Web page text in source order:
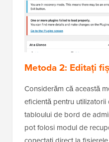
Metoda 2: Editați
Considerăm că această
eficientă pentru
tabloului de bord de
pot folosi modul de